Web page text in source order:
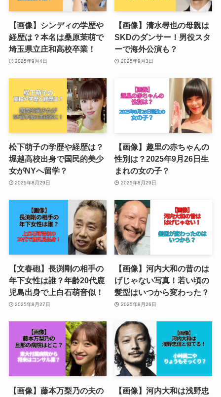
【画像】シンディの学歴や
経歴は？本名は桑原茉萌で
埼玉県立庄和高校卒業！
2025年9月4日
【画像】清水尋也の母親は
SKDのダンサー！男役スタ
ーで海外公演も？
2025年9月3日
松下萌子の学歴や経歴は？
堀越高校出身で国民的美少
女がNYへ留学？
2025年8月29日
【画像】趣里の赤ちゃんの
性別は？2025年9月26日生
まれの女の子？
2025年8月29日
【文春砲】長渕剛の相手の
年下女性は誰？年齢20代鹿
児島出身で上白石萌音似！
2025年8月27日
【画像】河内大和の昔のは
げじゃない写真！若い頃の
髪型はいつから変わった？
2025年8月26日
【画像】藤本万梨乃の夫の
【画像】河内大和は浅野忠